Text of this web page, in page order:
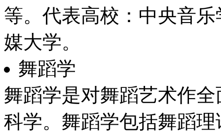
等。代表高校：中央音
媒大学。
舞蹈学
舞蹈学是对舞蹈艺术作
科学。舞蹈学包括舞蹈